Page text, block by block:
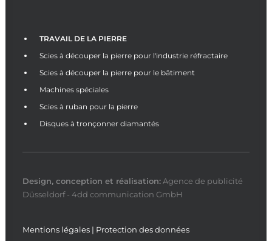
TRAVAIL DE LA PIERRE
Scies à découper la pierre pour l'industrie réfractaire
Scies à découper la pierre pour le bâtiment
Machines spéciales
Scies à ruban pour la pierre
Disques à tronçonner diamantés
Design, conception et réalisation: Agence de publicité
Düsseldorf - 4dd communication GmbH
Mentions légales | Protection des données